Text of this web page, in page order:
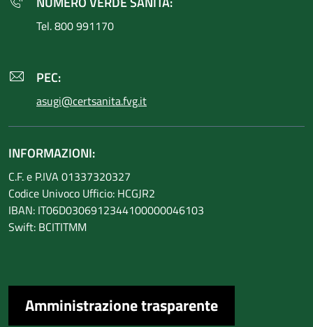
Tel. 800 991170
PEC:
asugi@certsanita.fvg.it
INFORMAZIONI:
C.F. e P.IVA 01337320327
Codice Univoco Ufficio: HCGJR2
IBAN: IT06D0306912344100000046103
Swift: BCITITMM
Amministrazione trasparente